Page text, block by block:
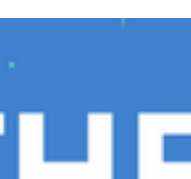
命跡象，讓人類太空移民的夢想又更向前一